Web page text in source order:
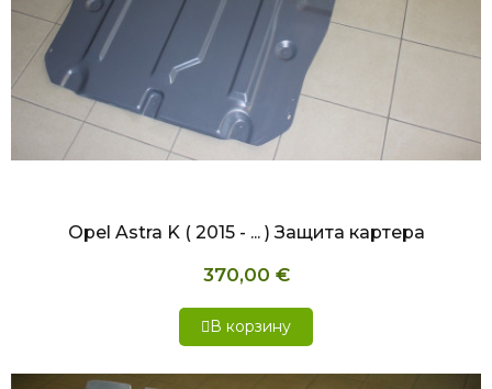
Opel Astra K ( 2015 - ... ) Защита картера
370,00 €
В корзину